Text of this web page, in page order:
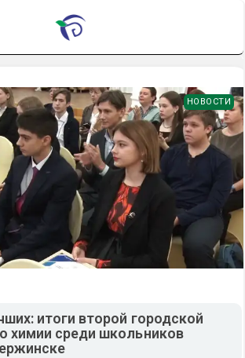
НОВОСТИ
итоги второй городской
химии среди школьников